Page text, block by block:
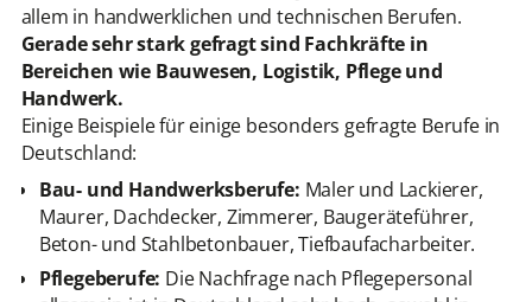
allem in handwerklichen und technischen Berufen.
Gerade sehr stark gefragt sind Fachkräfte in
Bereichen wie Bauwesen, Logistik, Pflege und
Handwerk.
Einige Beispiele für einige besonders gefragte Berufe in
Deutschland:
Bau- und Handwerksberufe: Maler und Lackierer,
Maurer, Dachdecker, Zimmerer, Baugeräteführer,
Beton- und Stahlbetonbauer, Tiefbaufacharbeiter.
Pflegeberufe: Die Nachfrage nach Pflegepersonal